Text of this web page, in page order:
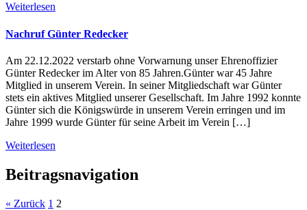
Weiterlesen
Nachruf Günter Redecker
Am 22.12.2022 verstarb ohne Vorwarnung unser Ehrenoffizier
Günter Redecker im Alter von 85 Jahren.Günter war 45 Jahre
Mitglied in unserem Verein. In seiner Mitgliedschaft war Günter
stets ein aktives Mitglied unserer Gesellschaft. Im Jahre 1992 konnte
Günter sich die Königswürde in unserem Verein erringen und im
Jahre 1999 wurde Günter für seine Arbeit im Verein […]
Weiterlesen
Beitragsnavigation
« Zurück 1 2